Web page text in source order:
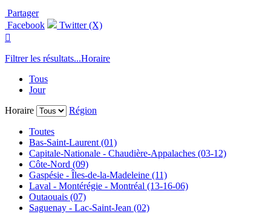
Partager
Facebook
Twitter (X)

Filtrer les résultats...Horaire
Tous
Jour
Horaire
Région
Toutes
Bas-Saint-Laurent (01)
Capitale-Nationale - Chaudière-Appalaches (03-12)
Côte-Nord (09)
Gaspésie - Îles-de-la-Madeleine (11)
Laval - Montérégie - Montréal (13-16-06)
Outaouais (07)
Saguenay - Lac-Saint-Jean (02)